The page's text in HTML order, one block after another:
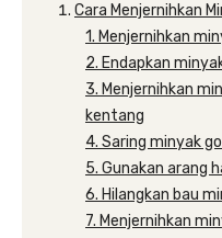
Cara Menjernihkan
1. Menjernihkan
2. Endapkan
3. Menjernihkan
kentang
4. Saring minyak
5. Gunakan arang
6. Hilangkan bau
7. Menjernihkan